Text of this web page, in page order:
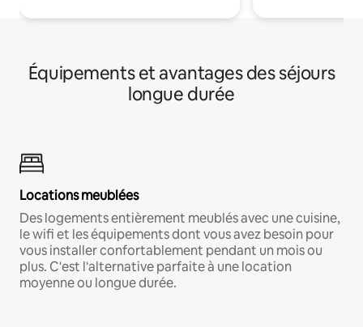
Équipements et avantages des séjours
longue durée
Locations meublées
Des logements entièrement meublés avec une cuisine,
le wifi et les équipements dont vous avez besoin pour
vous installer confortablement pendant un mois ou
plus. C'est l'alternative parfaite à une location
moyenne ou longue durée.